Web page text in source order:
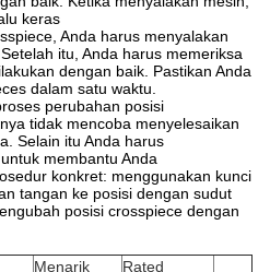
keras
Anda harus menyalakan
itu, Anda harus memeriksa
dengan baik. Pastikan Anda
dalam satu waktu.
perubahan posisi
tidak mencoba menyelesaikan
Selain itu Anda harus
membantu Anda
konkret: menggunakan kunci
tangan ke posisi dengan sudut
posisi crosspiece dengan
Menarik Rated